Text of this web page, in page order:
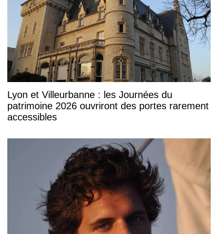
Lyon et Villeurbanne : les Journées du
patrimoine 2026 ouvriront des portes rarement
accessibles